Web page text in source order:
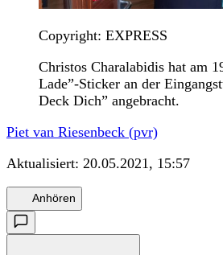
Copyright: EXPRESS
Christos Charalabidis hat am
Lade”-Sticker an der
Deck Dich” angebracht.
Piet van Riesenbeck (pvr)
Aktualisiert: 20.05.2021, 15:57
Anhören